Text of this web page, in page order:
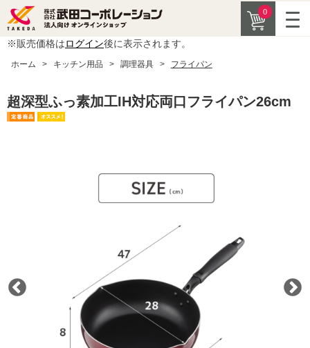
0
※販売価格はログイン後に表示されます。
ホーム > キッチン用品 > 調理器具 > フライパン
超深型ふっ素加工IH対応両口フライパン26cm